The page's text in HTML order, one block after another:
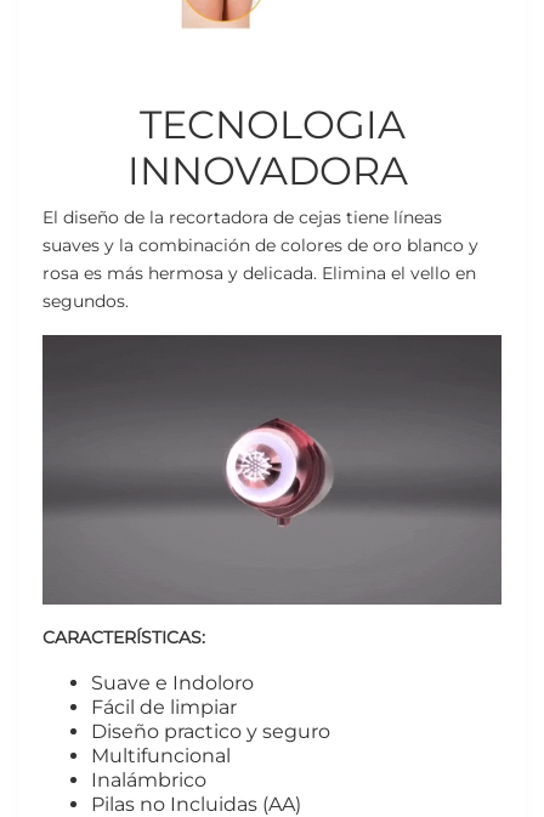
TECNOLOGIA
INNOVADORA
El diseño de la recortadora de cejas tiene líneas
suaves y la combinación de colores de oro blanco y
rosa es más hermosa y delicada. Elimina el vello en
segundos.
CARACTERÍSTICAS:
Suave e Indoloro
Fácil de limpiar
Diseño practico y seguro
Multifuncional
Inalámbrico
Pilas no Incluidas (AA)